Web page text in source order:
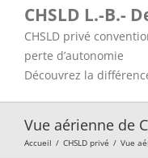
CHSLD L.-B.-
CHSLD privé
perte d’autonomie
Découvrez la
Vue aérienne de
Accueil / CHSLD privé / Vue